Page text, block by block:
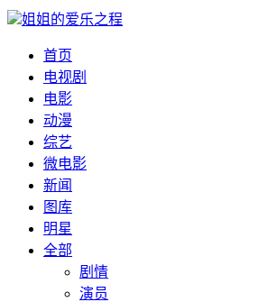
姐姐的爱乐之程
首页
电视剧
电影
动漫
综艺
微电影
新闻
图库
明星
全部
剧情
演员